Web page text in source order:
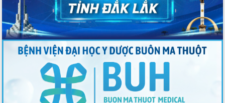
Phó Bí thư Tỉnh ủy Đắk Lắk Đỗ Hữu
Huy giữ chức Bí thư Đảng ủy Ủy Ban
Nhân dân tỉnh
Bệnh án điện tử thúc đẩy chuyển đổi
số y tế tại Đắk Lắk
Chuyển đổi số thư viện: Mở rộng
không gian tri thức trong thời đại số
Đánh giá, rút kinh nghiệm công tác tổ
chức diễn tập trước ngày bầu cử